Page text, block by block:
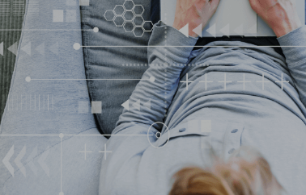
関連製品
Globant Enterprise AI
GXserver
GXtest v4